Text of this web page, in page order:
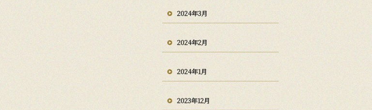
2024年3月
2024年2月
2024年1月
2023年12月